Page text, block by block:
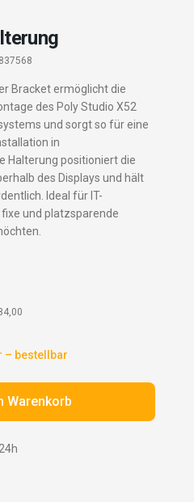
Bracket ermöglicht die
des Poly Studio X52
und sorgt so für eine
in
Halterung positioniert die
des Displays und hält
Ideal für IT-
und platzsparende
– bestellbar
Warenkorb